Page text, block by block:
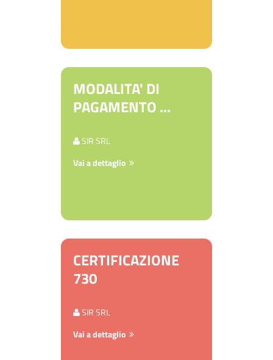
MODALITA' DI
PAGAMENTO ...
SIR SRL
Vai a dettaglio
CERTIFICAZIONE
730
SIR SRL
Vai a dettaglio